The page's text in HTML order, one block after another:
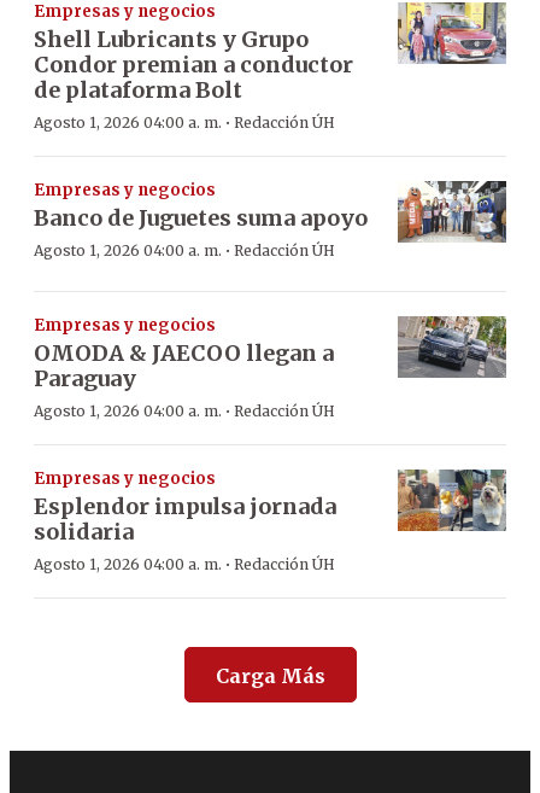
Empresas y negocios
Shell Lubricants y Grupo
Condor premian a conductor
de plataforma Bolt
Agosto 1, 2026 04:00 a. m. · Redacción ÚH
Empresas y negocios
Banco de Juguetes suma apoyo
Agosto 1, 2026 04:00 a. m. · Redacción ÚH
Empresas y negocios
OMODA & JAECOO llegan a
Paraguay
Agosto 1, 2026 04:00 a. m. · Redacción ÚH
Empresas y negocios
Esplendor impulsa jornada
solidaria
Agosto 1, 2026 04:00 a. m. · Redacción ÚH
Carga Más